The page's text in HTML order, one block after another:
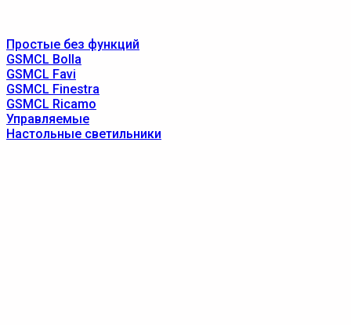
Простые без функций
GSMCL Bolla
GSMCL Favi
GSMCL Finestra
GSMCL Ricamo
Управляемые
Настольные светильники